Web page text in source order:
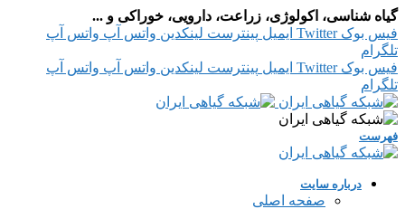
گیاه شناسی، اکولوژی، زراعت، دارویی، خوراکی و ...
فیس بوک Twitter ایمیل پینترست لینکدین واتس آپ واتس آپ
تلگرام
فیس بوک Twitter ایمیل پینترست لینکدین واتس آپ واتس آپ
تلگرام
فهرست
درباره سایت
صفحه اصلی